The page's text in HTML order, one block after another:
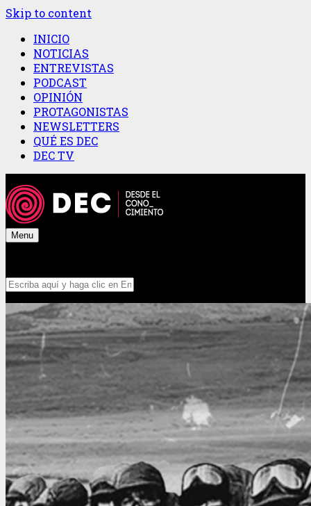
Skip to content
INICIO
NOTICIAS
ENTREVISTAS
PODCAST
OPINIÓN
PROTAGONISTAS
NEWSLETTERS
QUÉ ES DEC
DEC TV
Menu